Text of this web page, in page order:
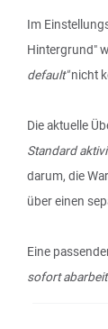
Im
Hintergrund"
default"nicht
Die aktuelle
Standard
darum, die
über einen
Eine
sofort